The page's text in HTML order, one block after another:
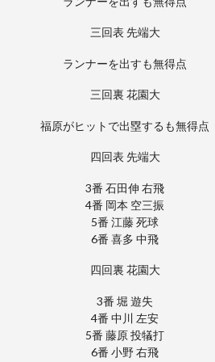
三回表 先端大
ランナーを出すも無得点
三回裏 花園大
福原がヒットで出塁するも無得点
四回表 先端大
3番 石田伸 右飛
4番 岡本 空三振
5番 江藤 死球
6番 喜多 中飛
四回裏 花園大
3番 堀 遊失
4番 中川 左安
5番 藤原 投犠打
6番 小野 右飛